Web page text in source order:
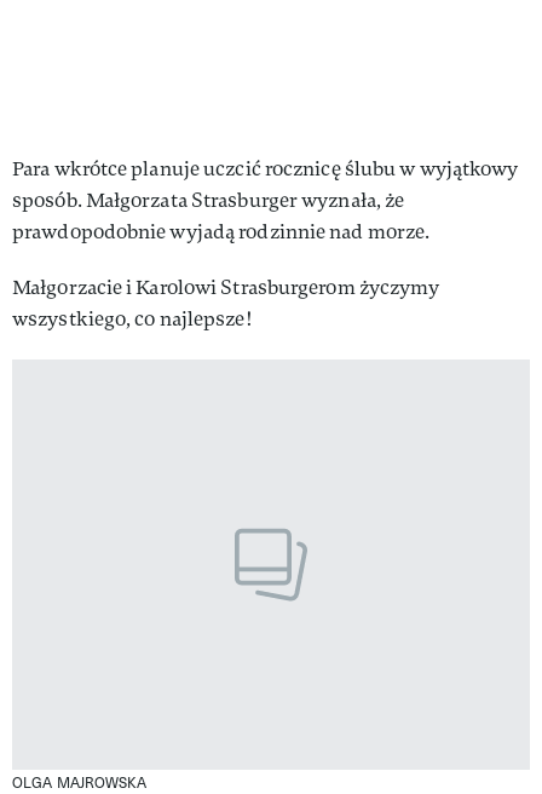
Para wkrótce planuje uczcić rocznicę ślubu w wyjątkowy
sposób. Małgorzata Strasburger wyznała, że
prawdopodobnie wyjadą rodzinnie nad morze.
Małgorzacie i Karolowi Strasburgerom życzymy
wszystkiego, co najlepsze!
OLGA MAJROWSKA